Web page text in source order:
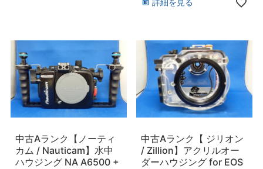
詳細を見る
中古Aランク【ノーティ
カム / Nauticam】水中
ハウジング NA A6500 +
中古Aランク【 ジリオン
/ Zillion】アクリルオー
ダーハウジング for EOS